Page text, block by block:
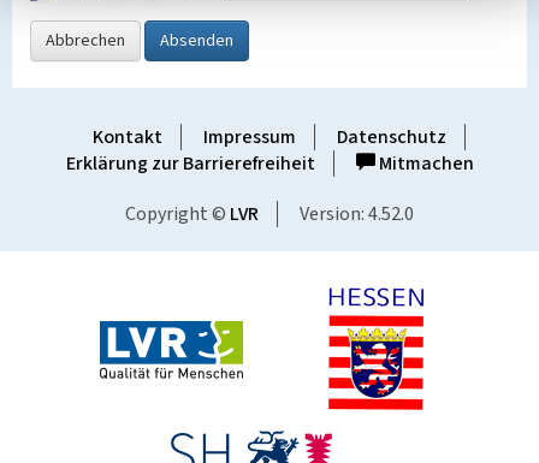
Abbrechen Absenden
Kontakt Impressum
Datenschutz
Erklärung zur Barrierefreiheit
Mitmachen
Copyright © LVR Version: 4.52.0